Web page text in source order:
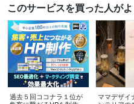
このサービスを買った人が
過去５回ココナラ１位が
ママデザイ